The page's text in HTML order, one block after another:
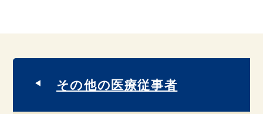
その他の医療従事者